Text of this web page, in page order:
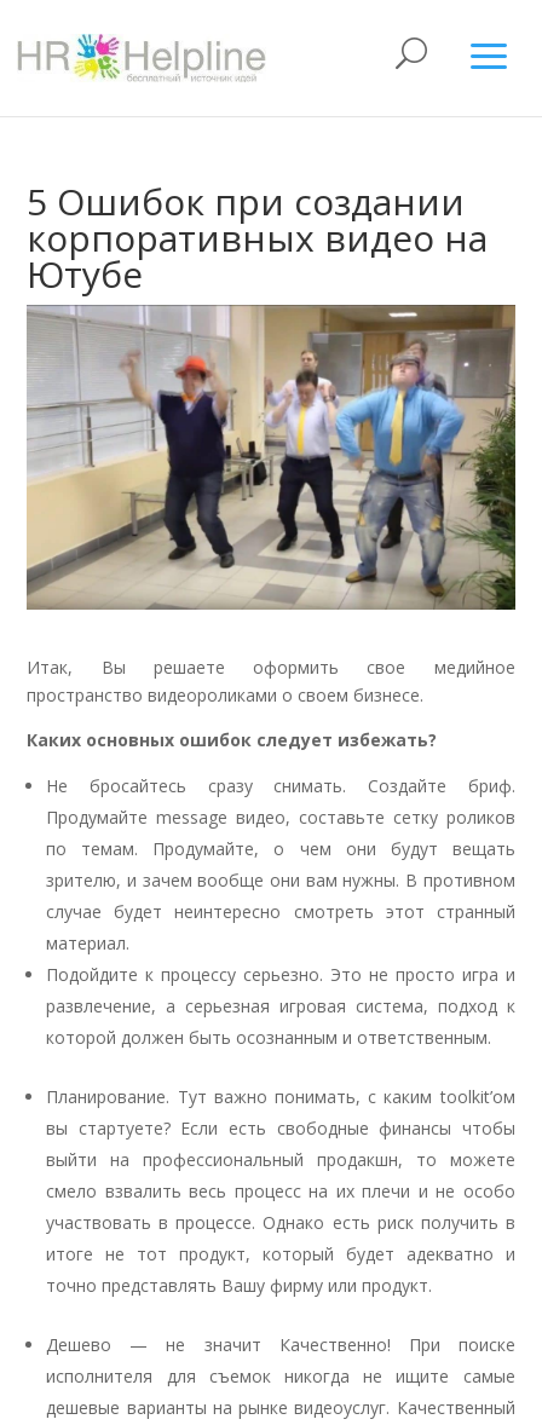
5 Ошибок при создании
корпоративных видео на
Ютубе
Итак, Вы решаете оформить свое медийное
пространство видеороликами о своем бизнесе.
Каких основных ошибок следует избежать?
Не бросайтесь сразу снимать. Создайте бриф.
Продумайте message видео, составьте сетку роликов
по темам. Продумайте, о чем они будут вещать
зрителю, и зачем вообще они вам нужны. В противном
случае будет неинтересно смотреть этот странный
материал.
Подойдите к процессу серьезно. Это не просто игра и
развлечение, а серьезная игровая система, подход к
которой должен быть осознанным и ответственным.
Планирование. Тут важно понимать, с каким toolkit’ом
вы стартуете? Если есть свободные финансы чтобы
выйти на профессиональный продакшн, то можете
смело взвалить весь процесс на их плечи и не особо
участвовать в процессе. Однако есть риск получить в
итоге не тот продукт, который будет адекватно и
точно представлять Вашу фирму или продукт.
Дешево — не значит Качественно! При поиске
исполнителя для съемок никогда не ищите самые
дешевые варианты на рынке видеоуслуг. Качественный